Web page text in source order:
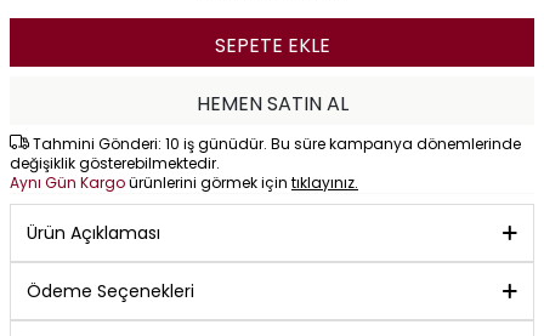
SEPETE EKLE
HEMEN SATIN AL
Tahmini Gönderi: 10 iş günüdür. Bu süre kampanya dönemlerinde
değişiklik gösterebilmektedir.
Aynı Gün Kargoürünlerini görmek için tıklayınız.
Ürün Açıklaması
Ödeme Seçenekleri